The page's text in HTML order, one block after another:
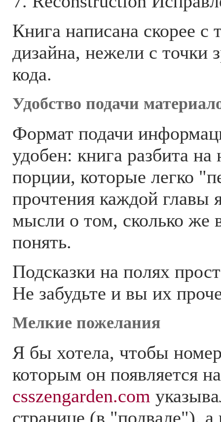
Книга написана скорее с
дизайна, нежели с точки
кода.
Удобство подачи
Формат подачи
удобен: книга разбита
порции, которые легко
прочтения каждой главы
мысли о том, сколько же
понять.
Подсказки на полях
Не забудьте и вы их
Мелкие пожелания
Я бы хотела, чтобы
которым он появляется
csszengarden.com
странице (в "подвале"), а